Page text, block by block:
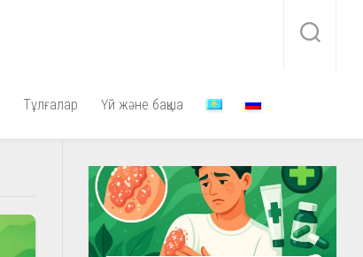
Тұлғалар Үй және бақша